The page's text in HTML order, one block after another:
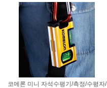
코메론 미니 자석수평기/측정/수평자/